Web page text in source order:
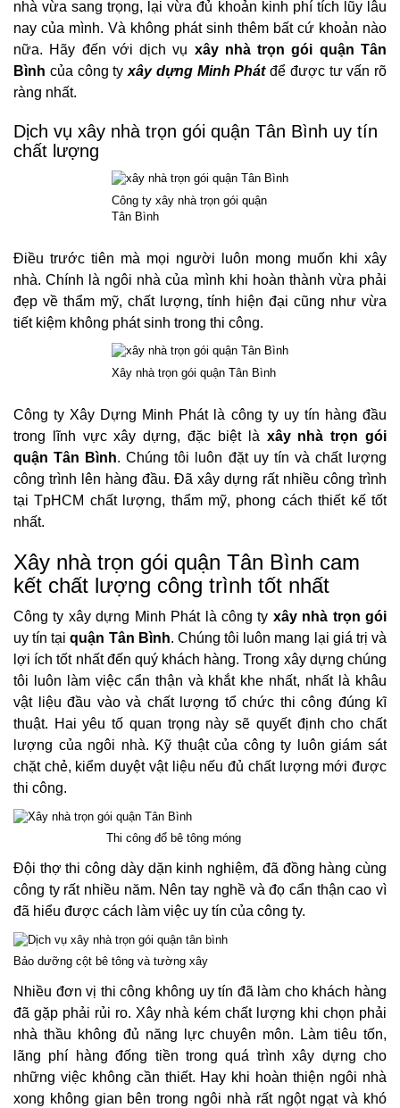
nhà vừa sang trọng, lại vừa đủ khoản kinh phí tích lũy lâu
nay của mình. Và không phát sinh thêm bất cứ khoản nào
nữa. Hãy đến với dịch vụ xây nhà trọn gói quận Tân
Bình của công ty xây dựng Minh Phátđể được tư vấn rõ
ràng nhất.
Dịch vụ xây nhà trọn gói quận Tân Bình uy tín
chất lượng
Công ty xây nhà trọn gói quận
Tân Bình
Điều trước tiên mà mọi người luôn mong muốn khi xây
nhà. Chính là ngôi nhà của mình khi hoàn thành vừa phải
đẹp về thẩm mỹ, chất lượng, tính hiện đại cũng như vừa
tiết kiệm không phát sinh trong thi công.
Xây nhà trọn gói quận Tân Bình
Công ty Xây Dựng Minh Phát là công ty uy tín hàng đầu
trong lĩnh vực xây dựng, đặc biệt là xây nhà trọn gói
quận Tân Bình. Chúng tôi luôn đặt uy tín và chất lượng
công trình lên hàng đầu. Đã xây dựng rất nhiều công trình
tại TpHCM chất lượng, thẩm mỹ, phong cách thiết kế tốt
nhất.
Xây nhà trọn gói quận Tân Bình cam
kết chất lượng công trình tốt nhất
Công ty xây dựng Minh Phát là công ty xây nhà trọn gói
uy tín tạiquận Tân Bình. Chúng tôi luôn mang lại giá trị và
lợi ích tốt nhất đến quý khách hàng. Trong xây dựng chúng
tôi luôn làm việc cẩn thận và khắt khe nhất, nhất là khâu
vật liệu đầu vào và chất lượng tổ chức thi công đúng kĩ
thuật. Hai yêu tố quan trọng này sẽ quyết định cho chất
lượng của ngôi nhà. Kỹ thuật của công ty luôn giám sát
chặt chẻ, kiểm duyệt vật liệu nếu đủ chất lượng mới được
thi công.
Thi công đổ bê tông móng
Đội thợ thi công dày dặn kinh nghiệm, đã đồng hàng cùng
công ty rất nhiều năm. Nên tay nghề và đọ cẩn thận cao vì
đã hiểu được cách làm việc uy tín của công ty.
Bảo dưỡng cột bê tông và tường xây
Nhiều đơn vị thi công không uy tín đã làm cho khách hàng
đã gặp phải rủi ro. Xây nhà kém chất lượng khi chọn phải
nhà thầu không đủ năng lực chuyên môn. Làm tiêu tốn,
lãng phí hàng đống tiền trong quá trình xây dựng cho
những việc không cần thiết. Hay khi hoàn thiện ngôi nhà
xong không gian bên trong ngôi nhà rất ngột ngạt và khó